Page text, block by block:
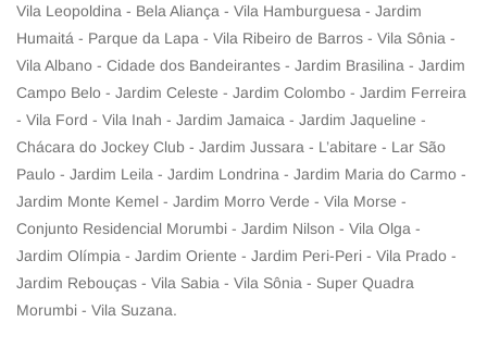
Vila Leopoldina - Bela Aliança - Vila Hamburguesa - Jardim
Humaitá - Parque da Lapa - Vila Ribeiro de Barros - Vila Sônia -
Vila Albano - Cidade dos Bandeirantes - Jardim Brasilina - Jardim
Campo Belo - Jardim Celeste - Jardim Colombo - Jardim Ferreira
- Vila Ford - Vila Inah - Jardim Jamaica - Jardim Jaqueline -
Chácara do Jockey Club - Jardim Jussara - L’abitare - Lar São
Paulo - Jardim Leila - Jardim Londrina - Jardim Maria do Carmo -
Jardim Monte Kemel - Jardim Morro Verde - Vila Morse -
Conjunto Residencial Morumbi - Jardim Nilson - Vila Olga -
Jardim Olímpia - Jardim Oriente - Jardim Peri-Peri - Vila Prado -
Jardim Rebouças - Vila Sabia - Vila Sônia - Super Quadra
Morumbi - Vila Suzana.